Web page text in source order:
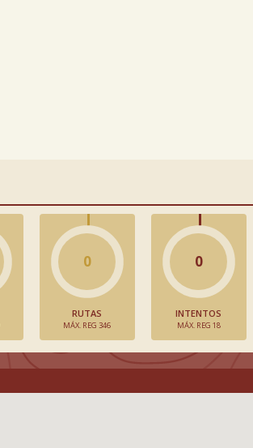
0
RUTAS
MÁX. REG 346
0
INTENTOS
MÁX. REG 18